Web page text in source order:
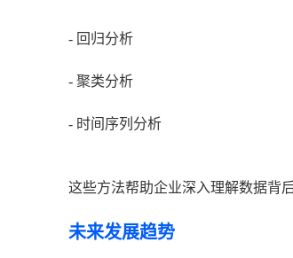
- 回归分析
- 聚类分析
- 时间序列分析
这些方法帮助企业深入理解数据背
未来发展趋势